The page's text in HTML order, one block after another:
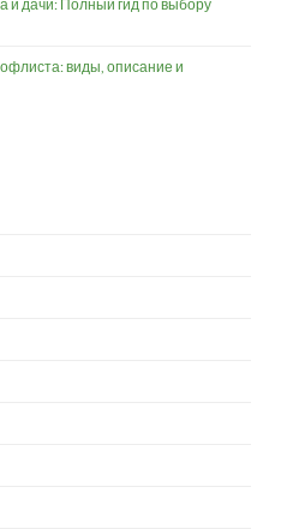
и дачи: Полный гид по выбору
виды, описание и